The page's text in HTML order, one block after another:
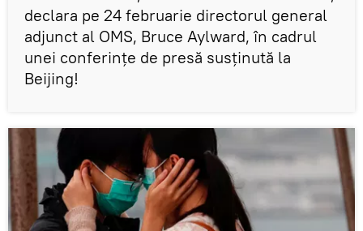
declara pe 24 februarie directorul general
adjunct al OMS, Bruce Aylward, în cadrul
unei conferințe de presă susţinută la
Beijing!